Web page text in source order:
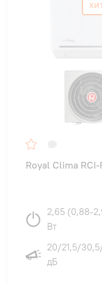
Royal Clima
2,65 (0,88-
Вт
20/21,5/
дБ